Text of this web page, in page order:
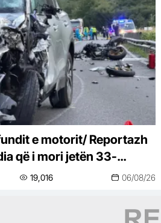
e motorit/ Reportazh
që i mori jetën 33-
19,016 06/08/26